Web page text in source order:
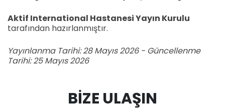
Aktif International Hastanesi Yayın Kurulu
tarafından hazırlanmıştır.
Yayınlanma Tarihi: 28 Mayıs 2026 - Güncellenme
Tarihi: 25 Mayıs 2026
BIZE ULAŞIN